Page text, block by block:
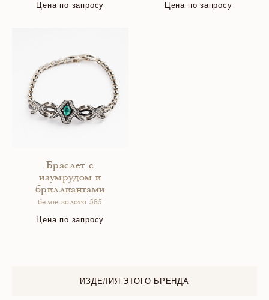
Цена по запросу Цена по запросу
Браслет с
изумрудом и
бриллиантами
белое золото 585
Цена по запросу
ИЗДЕЛИЯ ЭТОГО БРЕНДА